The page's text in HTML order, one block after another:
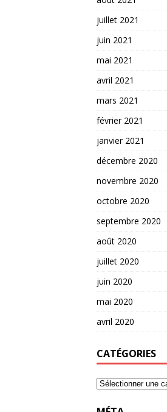
juillet 2021
juin 2021
mai 2021
avril 2021
mars 2021
février 2021
janvier 2021
décembre 2020
novembre 2020
octobre 2020
septembre 2020
août 2020
juillet 2020
juin 2020
mai 2020
avril 2020
CATÉGORIES